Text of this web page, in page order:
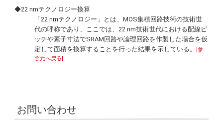
◆22 nmテクノロジー換算
「22 nmテクノロジー」とは、MOS集積回路技術の技術世
代の呼称であり、ここでは、22 nm技術世代における配線ピ
ッチや素子寸法でSRAM回路や論理回路を作製した場合を仮
定して面積を換算することを行った結果を示している。
[参
照元へ戻る]
お問い合わせ